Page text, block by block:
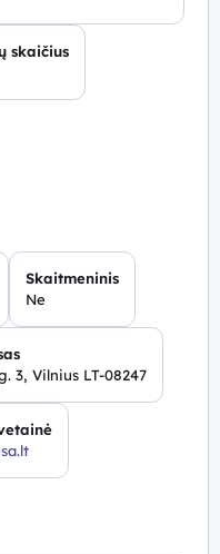
skaičius
Skaitmeninis
Ne
3, Vilnius LT-08247